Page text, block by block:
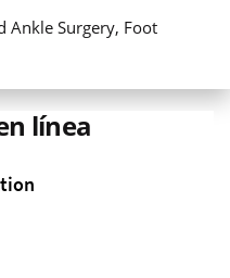
Ankle Surgery, Foot
línea